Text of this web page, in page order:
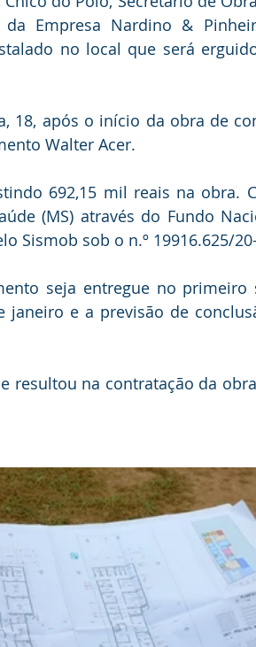
Empresa Nardino &
no local que será
18, após o início da obra de
Walter Acer.
692,15 mil reais na obra.
(MS) através do Fundo
Sismob sob o n.º 19916.625/
seja entregue no primeiro
e a previsão de
resultou na contratação da